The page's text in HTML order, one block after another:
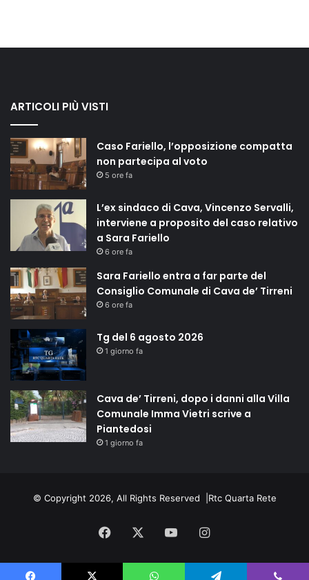
ARTICOLI PIÙ VISTI
Caso Fariello, l’opposizione compatta
non partecipa al voto
5 ore fa
L’ex sindaco di Cava, Vincenzo Servalli,
interviene a proposito del caso relativo
a Sara Fariello
6 ore fa
Sara Fariello entra a far parte del
Consiglio Comunale di Cava de’ Tirreni
6 ore fa
Tg del 6 agosto 2026
1 giorno fa
Cava de’ Tirreni, dopo i danni alla Villa
Comunale Imma Vietri scrive a
Piantedosi
1 giorno fa
© Copyright 2026, All Rights Reserved | Rtc Quarta Rete
Facebook You
Tube
Instagram